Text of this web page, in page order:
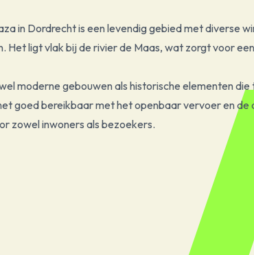
in Dordrecht is een levendig gebied met diverse
Het ligt vlak bij de rivier de Maas, wat zorgt voor
moderne gebouwen als historische elementen
goed bereikbaar met het openbaar vervoer en de
zowel inwoners als bezoekers.